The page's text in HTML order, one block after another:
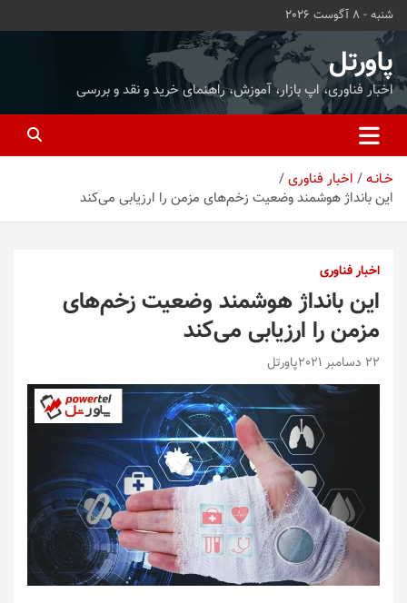
محتوا
بروید
شنبه - 8 آگوست 2026
پاورتل
اخبار فناوری، اپ بازار، آموزش، راهنمای خرید و نقد و بررسی
خـانـه
اخبار فناوری
این بانداژ هوشمند وضعیت زخم‌های مزمن را ارزیابی می‌کند
اخبار فناوری
این بانداژ هوشمند وضعیت زخم‌های
مزمن را ارزیابی می‌کند
22 دسامبر 2021 پاورتل